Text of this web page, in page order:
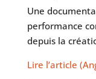
Une
performance
depuis la
Lire l’article